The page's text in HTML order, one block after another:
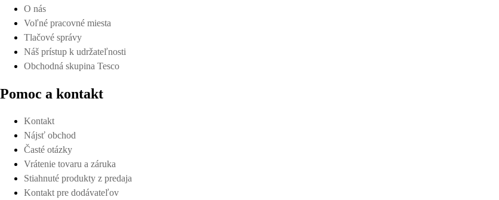
O nás
Voľné pracovné miesta
Tlačové správy
Náš prístup k udržateľnosti
Obchodná skupina Tesco
Pomoc a kontakt
Kontakt
Nájsť obchod
Časté otázky
Vrátenie tovaru a záruka
Stiahnuté produkty z predaja
Kontakt pre dodávateľov